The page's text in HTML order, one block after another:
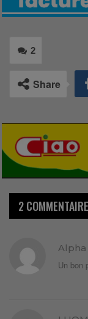
2
Share
2
Alpha
Un bon